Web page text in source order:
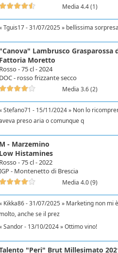
Media 4.4 (1)
Tguis17 - 31/07/2025 » bellissima
"Canova" Lambrusco Grasparossa
Fattoria Moretto
Rosso - 75 cl - 2024
DOC - rosso frizzante secco
Media 3.6 (2)
Stefano71 - 15/11/2024 » Non lo
preso aria o comunque q
M - Marzemino
Low Histamines
Rosso - 75 cl - 2022
- Montenetto di Brescia
Media 4.0 (9)
Kikka86 - 31/07/2025 » Marketing non
molto, anche se il prez
Sandor - 13/10/2024 » Ottimo vino!
"Peri" Brut Millesimato